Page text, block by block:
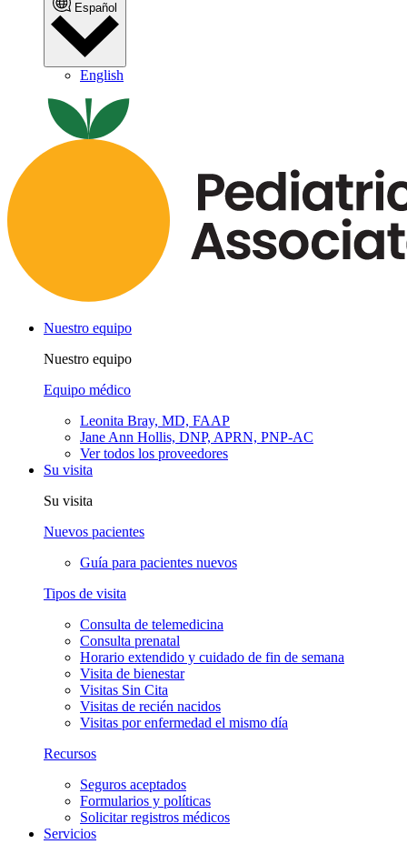
Español
English
Nuestro equipo
Nuestro equipo
Equipo médico
Leonita Bray, MD, FAAP
Jane Ann Hollis, DNP, APRN, PNP-AC
Ver todos los proveedores
Su visita
Su visita
Nuevos pacientes
Guía para pacientes nuevos
Tipos de visita
Consulta de telemedicina
Consulta prenatal
Horario extendido y cuidado de fin de semana
Visita de bienestar
Visitas Sin Cita
Visitas de recién nacidos
Visitas por enfermedad el mismo día
Recursos
Seguros aceptados
Formularios y políticas
Solicitar registros médicos
Servicios